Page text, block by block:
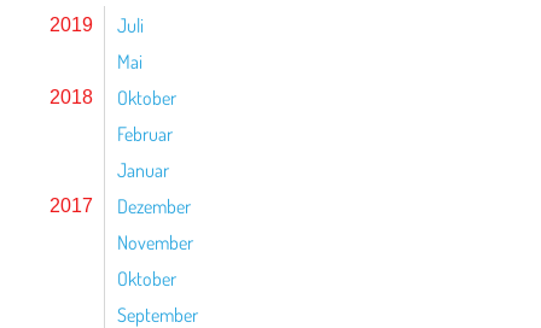
2019
Juli
Mai
2018
Oktober
Februar
Januar
2017
Dezember
November
Oktober
September